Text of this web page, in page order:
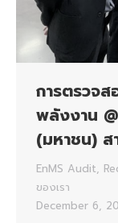
การตรวจส
พลังงาน
(มหาชน) ส
EnMS Audit,
ของเรา
December 6,